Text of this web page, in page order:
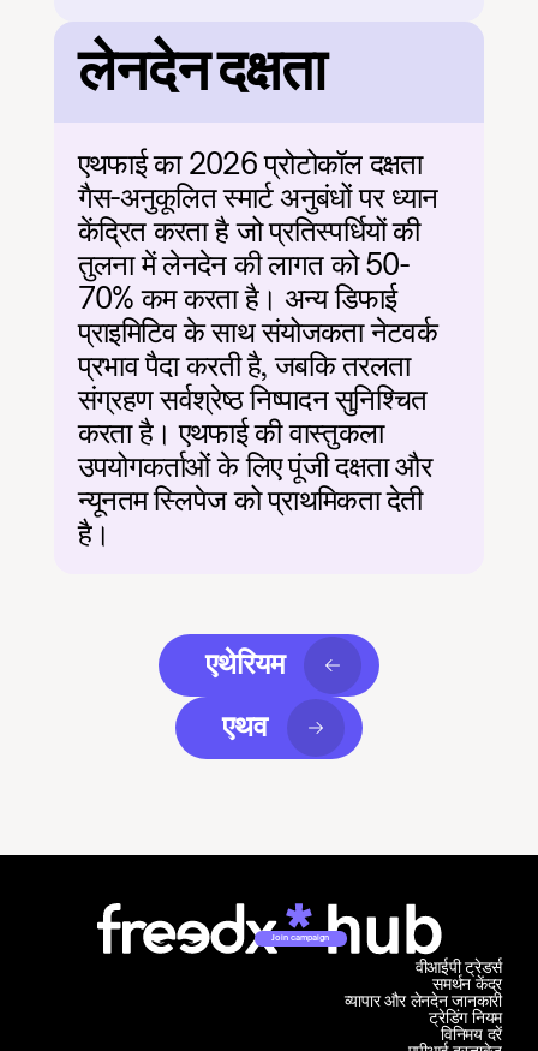
लेनदेन दक्षता
एथफाई का 2026 प्रोटोकॉल दक्षता
गैस-अनुकूलित स्मार्ट अनुबंधों पर ध्यान
केंद्रित करता है जो प्रतिस्पर्धियों की
तुलना में लेनदेन की लागत को 50-
70% कम करता है। अन्य डिफाई
प्राइमिटिव के साथ संयोजकता नेटवर्क
प्रभाव पैदा करती है, जबकि तरलता
संग्रहण सर्वश्रेष्ठ निष्पादन सुनिश्चित
करता है। एथफाई की वास्तुकला
उपयोगकर्ताओं के लिए पूंजी दक्षता और
न्यूनतम स्लिपेज को प्राथमिकता देती
है।
एथेरियम
एथव
Join campaign
समर्थन केंद्र
व्यापार और लेनदेन जानकारी
वीआईपी ट्रेडर्स
ट्रेडिंग नियम
विनिमय दरें